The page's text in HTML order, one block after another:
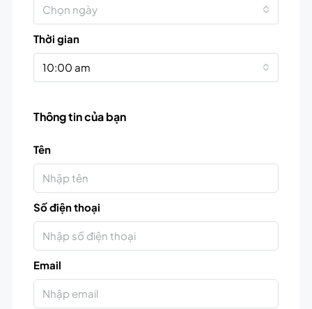
Chọn ngày
Thời gian
10:00 am
Thông tin của bạn
Tên
Số điện thoại
Email